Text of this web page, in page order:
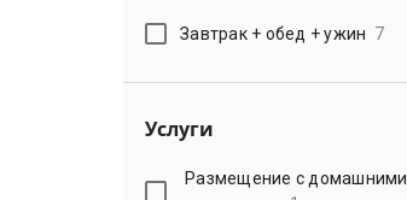
Завтрак + обед + ужин 7
Услуги
Размещение с домашними